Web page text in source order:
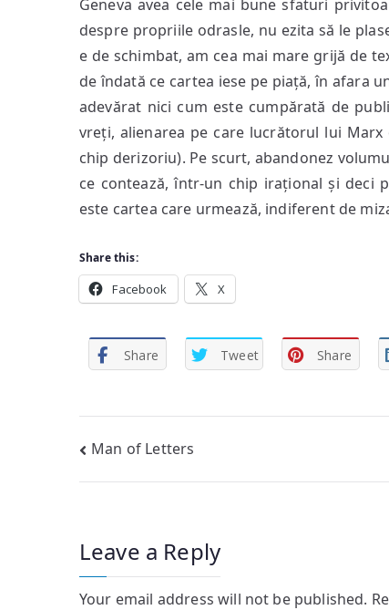
Geneva avea cele mai bune sfaturi
despre propriile odrasle, nu ezita să le
e de schimbat, am cea mai mare grijă de
de îndată ce cartea iese pe piață, în afara
adevărat nici cum este cumpărată de
vreți, alienarea pe care lucrătorul lui
chip derizoriu). Pe scurt, abandonez
ce contează, într-un chip irațional și
este cartea care urmează, indiferent de
Share this:
Facebook X
Share Tweet Share
Post
navigation
Man of Letters
Leave a Reply
Your email address will not be published.